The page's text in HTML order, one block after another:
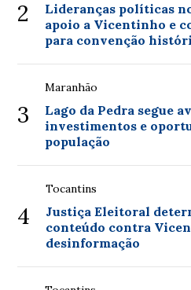
2
Lideranças políticas
apoio a Vicentinho e
para convenção
3
Maranhão
Lago da Pedra segue
investimentos e
população
4
Tocantins
Justiça Eleitoral
conteúdo contra
desinformação